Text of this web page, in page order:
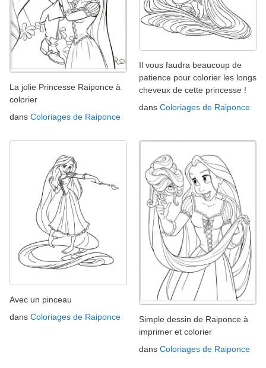
La jolie Princesse Raiponce à
colorier
dans Coloriages de Raiponce
Il vous faudra beaucoup de
patience pour colorier les longs
cheveux de cette princesse !
dans Coloriages de Raiponce
Avec un pinceau
dans Coloriages de Raiponce
Simple dessin de Raiponce à
imprimer et colorier
dans Coloriages de Raiponce